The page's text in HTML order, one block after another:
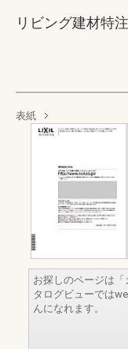
リビング建材特
表紙
お探しのページは
タログビューでは
んになれます。